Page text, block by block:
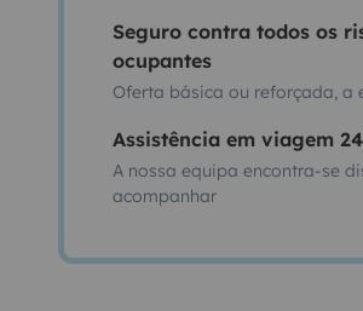
Seguro contra todos os
ocupantes
Oferta básica ou reforçada, a
Assistência em viagem
A nossa equipa encontra-se
acompanhar